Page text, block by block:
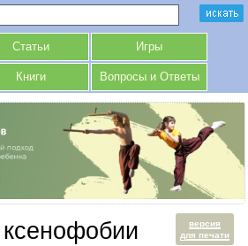
Статьи Игры
Книги Вопросы и Ответы
версия
для печати